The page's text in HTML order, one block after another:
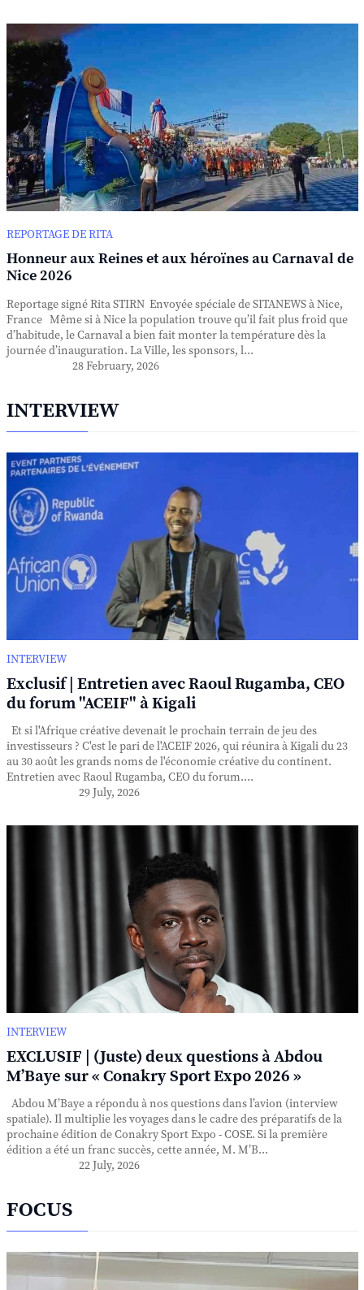
REPORTAGE DE RITA
Honneur aux Reines et aux héroïnes au Carnaval de
Nice 2026
Reportage signé Rita STIRN Envoyée spéciale de SITANEWS à Nice,
France Même si à Nice la population trouve qu’il fait plus froid que
d’habitude, le Carnaval a bien fait monter la température dès la
journée d’inauguration. La Ville, les sponsors, l...
28 February, 2026
INTERVIEW
INTERVIEW
Exclusif | Entretien avec Raoul Rugamba, CEO
du forum "ACEIF" à Kigali
Et si l'Afrique créative devenait le prochain terrain de jeu des
investisseurs ? C'est le pari de l'ACEIF 2026, qui réunira à Kigali du 23
au 30 août les grands noms de l'économie créative du continent.
Entretien avec Raoul Rugamba, CEO du forum....
29 July, 2026
INTERVIEW
EXCLUSIF | (Juste) deux questions à Abdou
M’Baye sur « Conakry Sport Expo 2026 »
Abdou M’Baye a répondu à nos questions dans l’avion (interview
spatiale). Il multiplie les voyages dans le cadre des préparatifs de la
prochaine édition de Conakry Sport Expo - COSE. Si la première
édition a été un franc succès, cette année, M. M’B...
22 July, 2026
FOCUS